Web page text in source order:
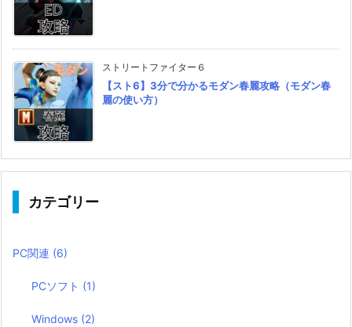
ストリートファイター６
【スト6】3分で分かるモダン春麗攻略（モダン春
麗の使い方）
カテゴリー
PC関連 (6)
PCソフト (1)
Windows (2)